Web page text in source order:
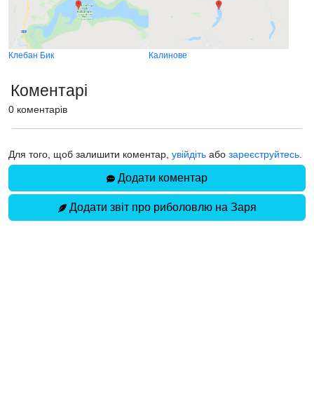
Клебан Бик Калинове
Коментарі
0 коментарів
Для того, щоб залишити коментар, увійдіть або зареєструйтесь
Додати коментар
Додати звіт про риболовлю на Заря